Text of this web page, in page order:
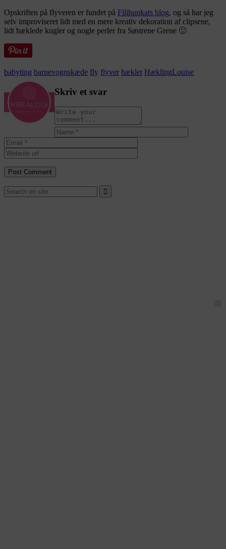
Opskriften på flyveren er fundet på Filihunkats blog, og så har jeg
selv improviseret lidt med en mere kreativ dekoration af clipsene,
lidt hæklede kugler og nogle perler fra Søstrene Grene 🙂
babyting barnevognskæde fly flyver hæklet HæklingLouise
Skriv et svar